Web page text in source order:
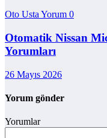
Oto Usta Yorum 0
Otomatik Nissan
Yorumları
26 Mayıs 2026
Yorum gönder
Yorumlar